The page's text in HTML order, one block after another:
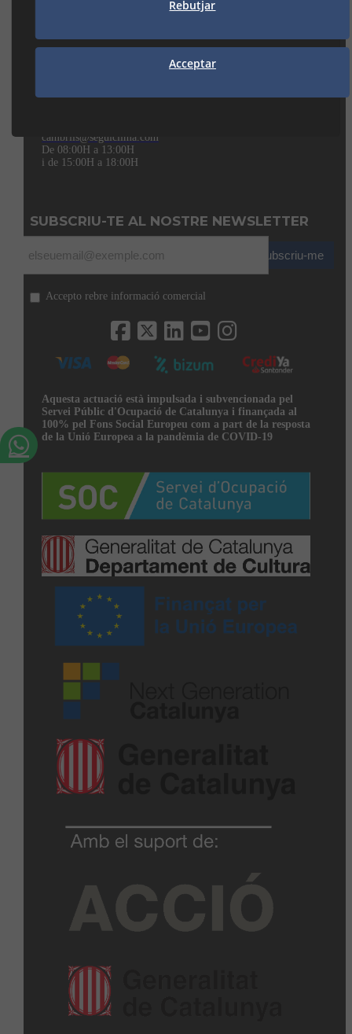
manresa@seguiclima.com
Av. De la Independència, 32
cambrils@seguiclima.com
De 08:00H a 13:00H
i de 15:00H a 18:00H
SUBSCRIU-TE AL NOSTRE NEWSLETTER
Subscriu-me
Accepto rebre informació comercial
Aquesta actuació està impulsada i subvencionada pel
Servei Públic d'Ocupació de Catalunya i finançada al
100% pel Fons Social Europeu com a part de la resposta
de la Unió Europea a la pandèmia de COVID-19
Rebutjar
Acceptar